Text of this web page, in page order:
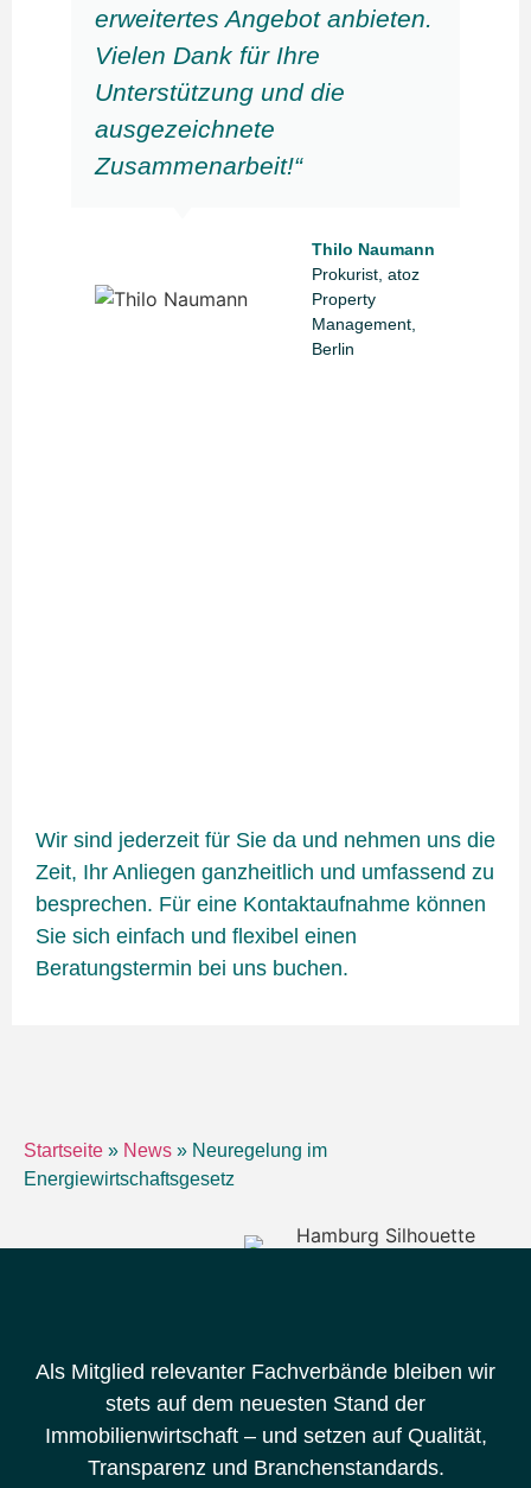
erweitertes Angebot anbieten.
Vielen Dank für Ihre
Unterstützung und die
ausgezeichnete
Zusammenarbeit!“
Thilo Naumann
Prokurist, atoz
Property
Management,
Berlin
Wir sind jederzeit für Sie da und nehmen uns die
Zeit, Ihr Anliegen ganzheitlich und umfassend zu
besprechen. Für eine Kontaktaufnahme können
Sie sich einfach und flexibel einen
Beratungstermin bei uns buchen.
Startseite » News » Neuregelung im
Energiewirtschaftsgesetz
Als Mitglied relevanter Fachverbände bleiben wir
stets auf dem neuesten Stand der
Immobilienwirtschaft – und setzen auf Qualität,
Transparenz und Branchenstandards.